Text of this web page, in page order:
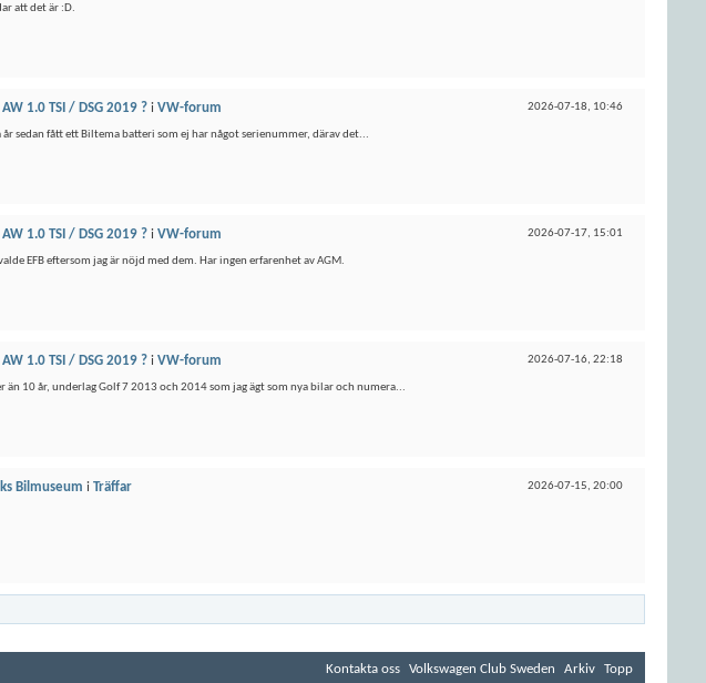
att det är :D.
2026-07-18, 10:46
1.0 TSI / DSG 2019 ? i VW-forum
sedan fått ett Biltema batteri som ej har något serienummer, därav det...
2026-07-17, 15:01
1.0 TSI / DSG 2019 ? i VW-forum
EFB eftersom jag är nöjd med dem. Har ingen erfarenhet av AGM.
2026-07-16, 22:18
1.0 TSI / DSG 2019 ? i VW-forum
än 10 år, underlag Golf 7 2013 och 2014 som jag ägt som nya bilar och numera...
2026-07-15, 20:00
Bilmuseum i Träffar
Kontakta oss Volkswagen Club Sweden Arkiv Topp